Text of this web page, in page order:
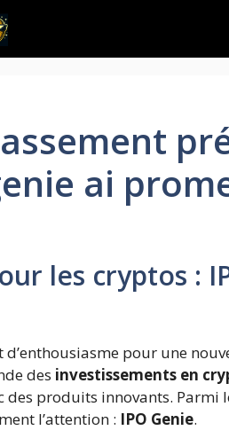
ai
les cryptos :
pour une
des investissements en
des produits innovants. Parmi
l’attention : IPO Genie.